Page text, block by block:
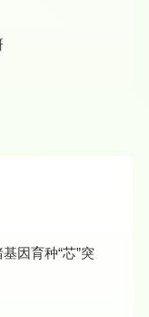
因育种“芯”突